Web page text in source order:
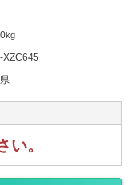
kg
XZC645
い。